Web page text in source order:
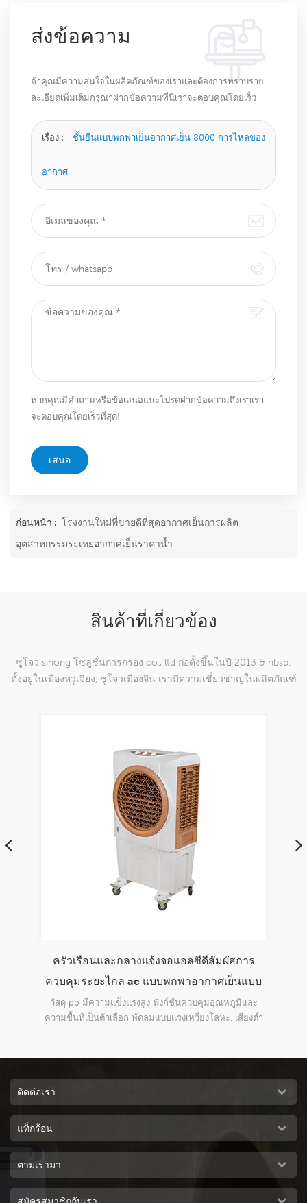
ส่งข้อความ
ถ้าคุณมีความสนใจในผลิตภัณฑ์ของเราและต้องการทราบราย
ละเอียดเพิ่มเติมกรุณาฝากข้อความที่นี่เราจะตอบคุณโดยเร็ว
เรื่อง : ชั้นยืนแบบพกพาเย็นอากาศเย็น 8000 การไหลของ
อากาศ
หากคุณมีคำถามหรือข้อเสนอแนะโปรดฝากข้อความถึงเราเรา
จะตอบคุณโดยเร็วที่สุด!
เสนอ
ก่อนหน้า : โรงงานใหม่ที่ขายดีที่สุดอากาศเย็นการผลิต
อุตสาหกรรมระเหยอากาศเย็นราคาน้ำ
สินค้าที่เกี่ยวข้อง
ซูโจว sihong โซลูชั่นการกรอง co., ltd ก่อตั้งขึ้นในปี 2013 & nbsp;
ตั้งอยู่ในเมืองหวู่เจียง, ซูโจวเมืองจีน เรามีความเชี่ยวชาญในผลิตภัณฑ์
ครัวเรือนและกลางแจ้งจอแอลซีดีสัมผัสการ
ควบคุมระยะไกล ac แบบพกพาอากาศเย็นแบบ
ระเหย
วัสดุ pp มีความแข็งแรงสูง ฟังก์ชั่นควบคุมอุณหภูมิและ
ความชื้นที่เป็นตัวเลือก พัดลมแบบแรงเหวี่ยงโลหะ, เสียงต่ำ
ติดต่อเรา
แท็กร้อน
ตามเรามา